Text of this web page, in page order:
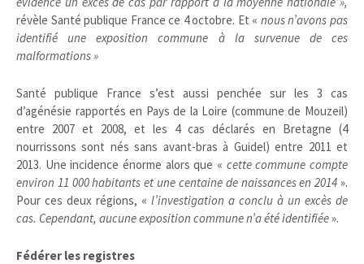
révèle Santé publique France ce 4 octobre. Et « nous n’avons pas
identifié une exposition commune à la survenue de ces
malformations »
Santé publique France s’est aussi penchée sur les 3 cas
d’agénésie rapportés en Pays de la Loire (commune de Mouzeil)
entre 2007 et 2008, et les 4 cas déclarés en Bretagne (4
nourrissons sont nés sans avant-bras à Guidel) entre 2011 et
2013. Une incidence énorme alors que « cette commune compte
environ 11 000 habitants et une centaine de naissances en 2014 ».
Pour ces deux régions, « l’investigation a conclu à un excès de
cas. Cependant, aucune exposition commune n’a été identifiée».
Fédérer les registres